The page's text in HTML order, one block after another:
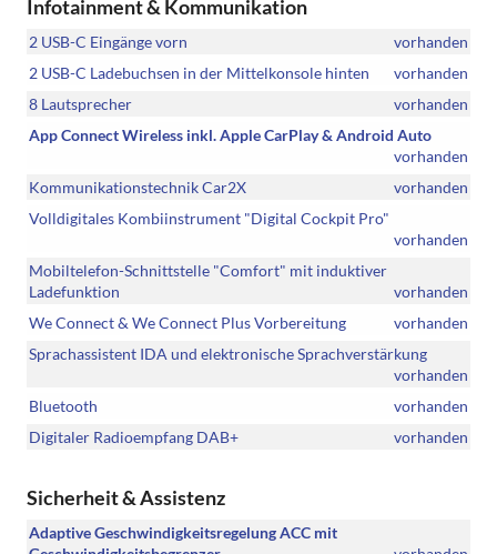
Infotainment & Kommunikation
2 USB-C Eingänge vorn
vorhanden
2 USB-C Ladebuchsen in der Mittelkonsole hinten
vorhanden
8 Lautsprecher
vorhanden
App Connect Wireless inkl. Apple CarPlay & Android Auto
vorhanden
Kommunikationstechnik Car2X
vorhanden
Volldigitales Kombiinstrument "Digital Cockpit Pro"
vorhanden
Mobiltelefon-Schnittstelle "Comfort" mit induktiver
Ladefunktion
vorhanden
We Connect & We Connect Plus Vorbereitung
vorhanden
Sprachassistent IDA und elektronische Sprachverstärkung
vorhanden
Bluetooth
vorhanden
Digitaler Radioempfang DAB+
vorhanden
Sicherheit & Assistenz
Adaptive Geschwindigkeitsregelung ACC mit